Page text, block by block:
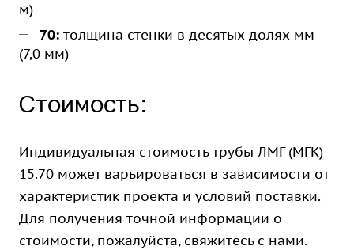
м)
70: толщина стенки в десятых долях мм
(7,0 мм)
Стоимость:
Индивидуальная стоимость трубы ЛМГ (МГК)
15.70 может варьироваться в зависимости от
характеристик проекта и условий поставки.
Для получения точной информации о
стоимости, пожалуйста, свяжитесь с нами.